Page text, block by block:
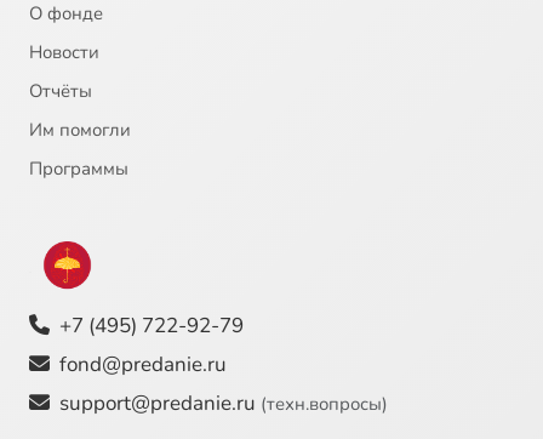
О фонде
Новости
Отчёты
Им помогли
Программы
+7 (495) 722-92-79
fond@predanie.ru
support@predanie.ru (техн.вопросы)